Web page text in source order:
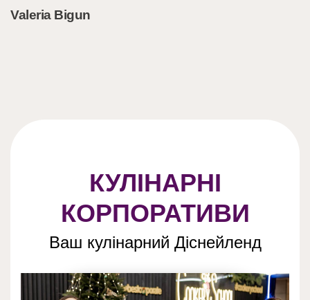
Valeria Bigun
КУЛІНАРНІ
КОРПОРАТИВИ
Ваш кулінарний Діснейленд